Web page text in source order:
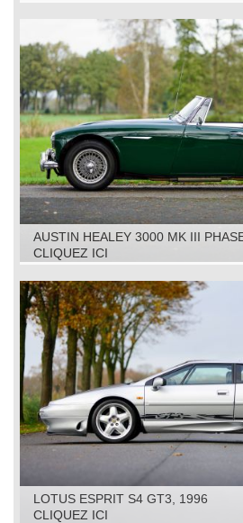
AUSTIN HEALEY 3000 MK III
CLIQUEZ ICI
LOTUS ESPRIT S4 GT3, 1996
CLIQUEZ ICI